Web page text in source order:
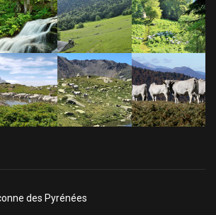
des Pyrénées